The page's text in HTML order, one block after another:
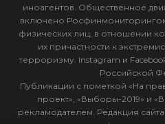
иноагентов. Общественное
включено
физических лиц, в отношении
их причастности к
терроризму. Instagram и
Российской
Публикации с пометкой «На
проект», «Выборы-2019» и
рекламодателем. Редакция